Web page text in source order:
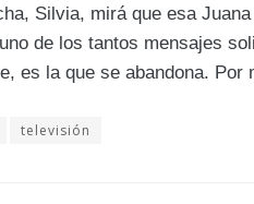
Silvia, mirá que esa
de los tantos mensajes
es la que se abandona. Por
televisión